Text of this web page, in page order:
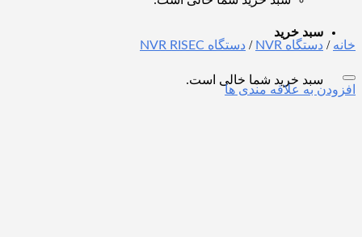
سبد خرید
سبد خرید شما خالی است.
خانه / دستگاه NVR / دستگاه NVR RISEC
افزودن به علاقه مندی ها